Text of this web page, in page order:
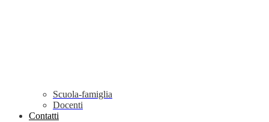
Scuola-famiglia
Docenti
Contatti